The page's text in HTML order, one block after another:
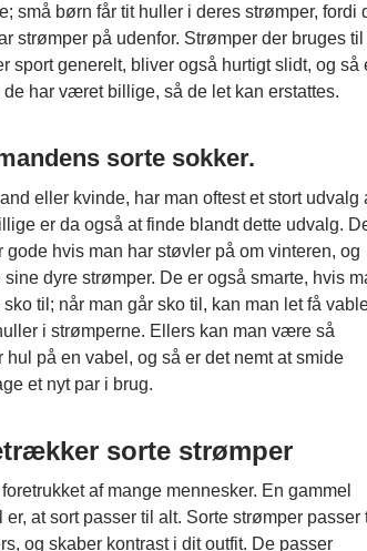
små børn får tit huller i deres strømper, fordi
strømper på udenfor. Strømper der bruges til
sport generelt, bliver også hurtigt slidt, og så
har været billige, så de let kan erstattes.
sorte sokker.
eller kvinde, har man oftest et stort udvalg
er da også at finde blandt dette udvalg.
gode hvis man har støvler på om vinteren, og
dyre strømper. De er også smarte, hvis
til; når man går sko til, kan man let få
i strømperne. Ellers kan man være så
hul på en vabel, og så er det nemt at smide
et nyt par i brug.
sorte strømper
af mange mennesker. En gammel
at sort passer til alt. Sorte strømper passer
og skaber kontrast i dit outfit. De passer